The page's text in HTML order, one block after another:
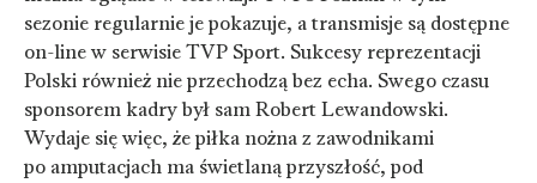
sezonie regularnie je pokazuje, a transmisje są dostępne
on-line w serwisie TVP Sport. Sukcesy reprezentacji
Polski również nie przechodzą bez echa. Swego czasu
sponsorem kadry był sam Robert Lewandowski.
Wydaje się więc, że piłka nożna z zawodnikami
po amputacjach ma świetlaną przyszłość, pod